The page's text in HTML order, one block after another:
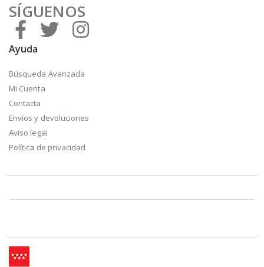
SÍGUENOS
Ayuda
Búsqueda Avanzada
Mi Cuenta
Contacta
Envíos y devoluciones
Aviso legal
Política de privacidad